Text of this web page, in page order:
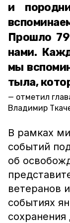
и
Прошло
нами.
мы
тыла,
отметил
Владимир
В рамках
событий
об
ветеранов
событиях